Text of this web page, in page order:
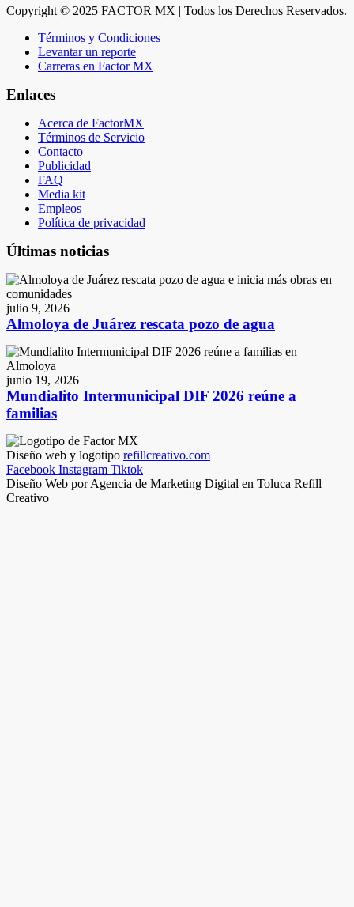
Copyright © 2025 FACTOR MX | Todos los Derechos Reservados.
Términos y Condiciones
Levantar un reporte
Carreras en Factor MX
Enlaces
Acerca de FactorMX
Términos de Servicio
Contacto
Publicidad
FAQ
Media kit
Empleos
Política de privacidad
Últimas noticias
julio 9, 2026
Almoloya de Juárez rescata pozo de agua
junio 19, 2026
Mundialito Intermunicipal DIF 2026 reúne a
familias
Diseño web y logotipo refillcreativo.com
Facebook Instagram Tiktok
Diseño Web por Agencia de Marketing Digital en Toluca Refill
Creativo